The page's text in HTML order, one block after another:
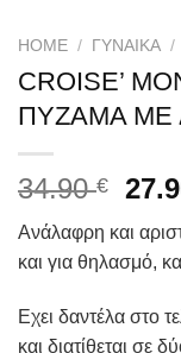
HOME / ΓΥΝΑΙΚΑ /
CROISE’
ΠΥΖΑΜΑ ΜΕ
34.90€
Ανάλαφρη και
και για θηλασμό,
Εχει δαντέλα στο
και διατίθεται σε